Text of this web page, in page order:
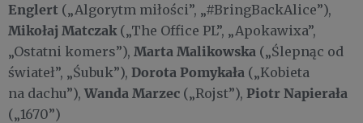
Englert („Algorytm miłości”, „#BringBackAlice”),
Mikołaj Matczak(„The Office PL”, „Apokawixa”,
„Ostatni komers”), Marta Malikowska („Ślepnąc od
świateł”, „Śubuk”), Dorota Pomykała („Kobieta
na dachu”),Wanda Marzec („Rojst”), Piotr Napierała
(„1670”)